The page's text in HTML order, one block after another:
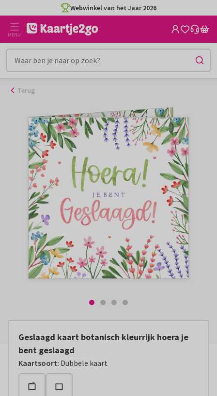
naar
inhoud
Webwinkel van het Jaar 2026
MENU
Terug
Geslaagd kaart botanisch kleurrijk hoera je
bent geslaagd
Kaartsoort: Dubbele kaart
Vanaf:€ 2,79 excl. verzendkosten